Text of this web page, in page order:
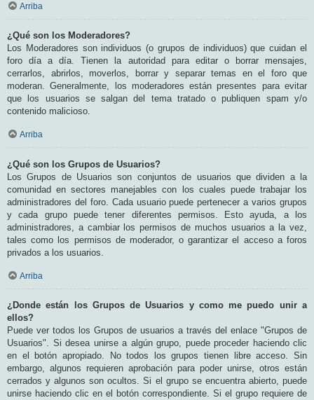
Arriba
¿Qué son los Moderadores?
Los Moderadores son individuos (o grupos de individuos) que cuidan el
foro día a día. Tienen la autoridad para editar o borrar mensajes,
cerrarlos, abrirlos, moverlos, borrar y separar temas en el foro que
moderan. Generalmente, los moderadores están presentes para evitar
que los usuarios se salgan del tema tratado o publiquen spam y/o
contenido malicioso.
Arriba
¿Qué son los Grupos de Usuarios?
Los Grupos de Usuarios son conjuntos de usuarios que dividen a la
comunidad en sectores manejables con los cuales puede trabajar los
administradores del foro. Cada usuario puede pertenecer a varios grupos
y cada grupo puede tener diferentes permisos. Esto ayuda, a los
administradores, a cambiar los permisos de muchos usuarios a la vez,
tales como los permisos de moderador, o garantizar el acceso a foros
privados a los usuarios.
Arriba
¿Donde están los Grupos de Usuarios y como me puedo unir a
ellos?
Puede ver todos los Grupos de usuarios a través del enlace "Grupos de
Usuarios". Si desea unirse a algún grupo, puede proceder haciendo clic
en el botón apropiado. No todos los grupos tienen libre acceso. Sin
embargo, algunos requieren aprobación para poder unirse, otros están
cerrados y algunos son ocultos. Si el grupo se encuentra abierto, puede
unirse haciendo clic en el botón correspondiente. Si el grupo requiere de